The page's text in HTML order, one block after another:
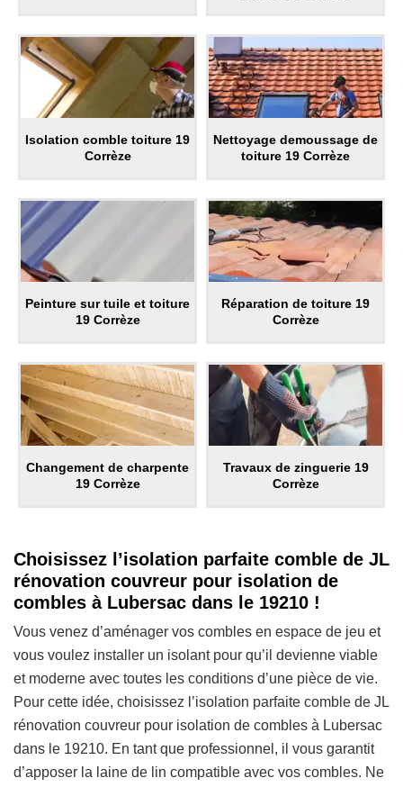
Isolation comble toiture 19
Corrèze
Nettoyage demoussage de
toiture 19 Corrèze
Peinture sur tuile et toiture
19 Corrèze
Réparation de toiture 19
Corrèze
Changement de charpente
19 Corrèze
Travaux de zinguerie 19
Corrèze
Choisissez l’isolation parfaite comble de JL
rénovation couvreur pour isolation de
combles à Lubersac dans le 19210 !
Vous venez d’aménager vos combles en espace de jeu et
vous voulez installer un isolant pour qu’il devienne viable
et moderne avec toutes les conditions d’une pièce de vie.
Pour cette idée, choisissez l’isolation parfaite comble de JL
rénovation couvreur pour isolation de combles à Lubersac
dans le 19210. En tant que professionnel, il vous garantit
d’apposer la laine de lin compatible avec vos combles. Ne